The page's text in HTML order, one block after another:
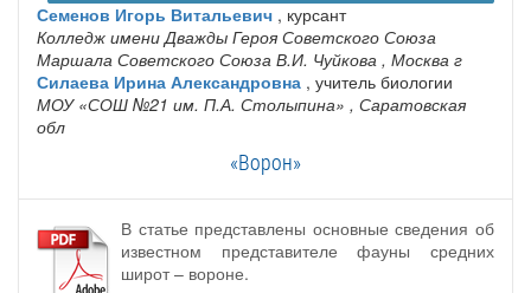
Семенов Игорь Витальевич , курсант
Колледж имени Дважды Героя Советского Союза
Маршала Советского Союза В.И. Чуйкова , Москва г
Силаева Ирина Александровна , учитель биологии
МОУ «СОШ №21 им. П.А. Столыпина» , Саратовская
обл
«Ворон»
В статье представлены основные сведения об
известном представителе фауны средних
широт – вороне.